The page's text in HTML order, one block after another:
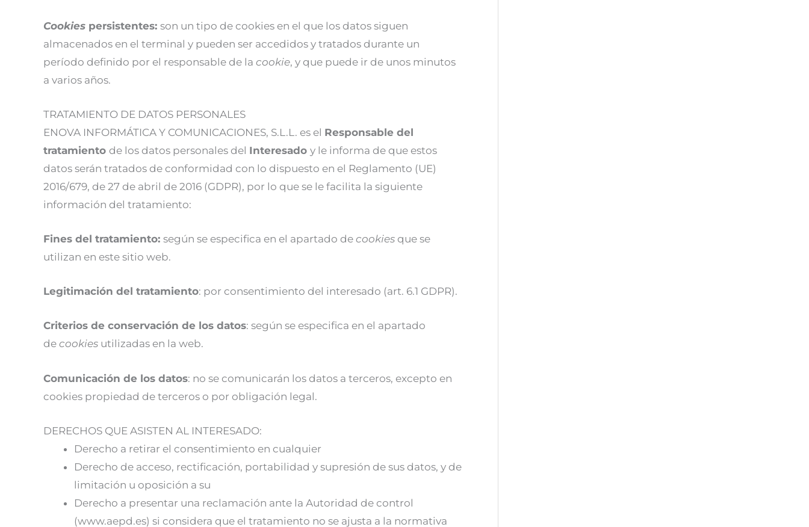
Cookies persistentes: son un tipo de cookies en el que los datos siguen
almacenados en el terminal y pueden ser accedidos y tratados durante un
período definido por el responsable de la cookie, y que puede ir de unos minutos
a varios años.
TRATAMIENTO DE DATOS PERSONALES
ENOVA INFORMÁTICA Y COMUNICACIONES, S.L.L. es el Responsable del
tratamiento de los datos personales del Interesado y le informa de que estos
datos serán tratados de conformidad con lo dispuesto en el Reglamento (UE)
2016/679, de 27 de abril de 2016 (GDPR), por lo que se le facilita la siguiente
información del tratamiento:
Fines del tratamiento: según se especifica en el apartado de cookies que se
utilizan en este sitio web.
Legitimación del tratamiento: por consentimiento del interesado (art. 6.1 GDPR).
Criterios de conservación de los datos: según se especifica en el apartado
de cookies utilizadas en la web.
Comunicación de los datos: no se comunicarán los datos a terceros, excepto en
cookies propiedad de terceros o por obligación legal.
DERECHOS QUE ASISTEN AL INTERESADO:
Derecho a retirar el consentimiento en cualquier
Derecho de acceso, rectificación, portabilidad y supresión de sus datos, y de
limitación u oposición a su
Derecho a presentar una reclamación ante la Autoridad de control
(www.aepd.es) si considera que el tratamiento no se ajusta a la normativa